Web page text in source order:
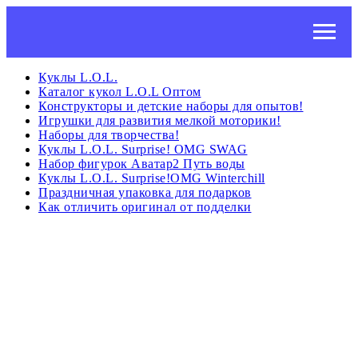
Куклы L.O.L.
Каталог кукол L.O.L Оптом
Конструкторы и детские наборы для опытов!
Игрушки для развития мелкой моторики!
Наборы для творчества!
Куклы L.O.L. Surprise! OMG SWAG
Набор фигурок Аватар2 Путь воды
Куклы L.O.L. Surprise!OMG Winterchill
Праздничная упаковка для подарков
Как отличить оригинал от подделки